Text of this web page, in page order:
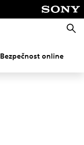
Bezpečnost online